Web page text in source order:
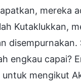
mereka
Kutaklukkan,
disempurnakan.
engkau capai?
mengikut